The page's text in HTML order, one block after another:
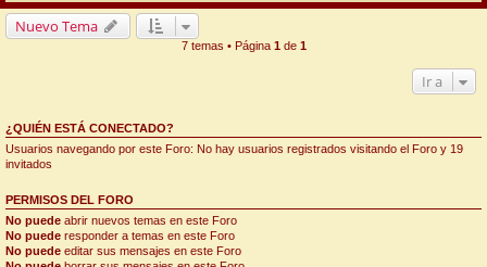
Nuevo Tema
7 temas • Página 1de 1
Ir a
¿QUIÉN ESTÁ CONECTADO?
Usuarios navegando por este Foro: No hay usuarios registrados visitando el Foro y 19
invitados
PERMISOS DEL FORO
No puede abrir nuevos temas en este Foro
No puede responder a temas en este Foro
No puede editar sus mensajes en este Foro